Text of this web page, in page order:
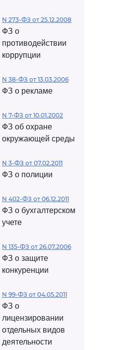
N 273-ФЗ от 25.12.2008
ФЗ о
противодействии
коррупции
N 38-ФЗ от 13.03.2006
ФЗ о рекламе
N 7-ФЗ от 10.01.2002
ФЗ об охране
окружающей среды
N 3-ФЗ от 07.02.2011
ФЗ о полиции
N 402-ФЗ от 06.12.2011
ФЗ о бухгалтерском
учете
N 135-ФЗ от 26.07.2006
ФЗ о защите
конкуренции
N 99-ФЗ от 04.05.2011
ФЗ о
лицензировании
отдельных видов
деятельности